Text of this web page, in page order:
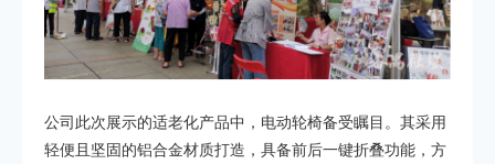
公司此次展示的适老化产品中，电动轮椅备受瞩目。其采用
轻便且坚固的铝合金材质打造，具备前后一键折叠功能，方